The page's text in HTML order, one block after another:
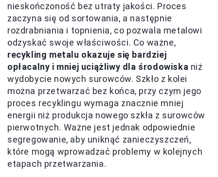
nieskończoność bez utraty jakości. Proces
zaczyna się od sortowania, a następnie
rozdrabniania i topnienia, co pozwala metalowi
odzyskać swoje właściwości. Co ważne,
recykling metalu okazuje się bardziej
opłacalny i mniej uciążliwy dla środowiska niż
wydobycie nowych surowców. Szkło z kolei
można przetwarzać bez końca, przy czym jego
proces recyklingu wymaga znacznie mniej
energii niż produkcja nowego szkła z surowców
pierwotnych. Ważne jest jednak odpowiednie
segregowanie, aby uniknąć zanieczyszczeń,
które mogą wprowadzać problemy w kolejnych
etapach przetwarzania.